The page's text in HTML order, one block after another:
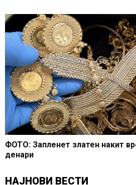
ФОТО: Запленет златен накит
денари
НАЈНОВИ ВЕСТИ